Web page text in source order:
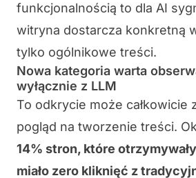
funkcjonalnością to dla AI
witryna dostarcza konkretną
tylko ogólnikowe treści.
Nowa kategoria warta
wyłącznie z LLM
To odkrycie może całkowicie
pogląd na tworzenie treści.
14% stron, które
miało zero kliknięć z